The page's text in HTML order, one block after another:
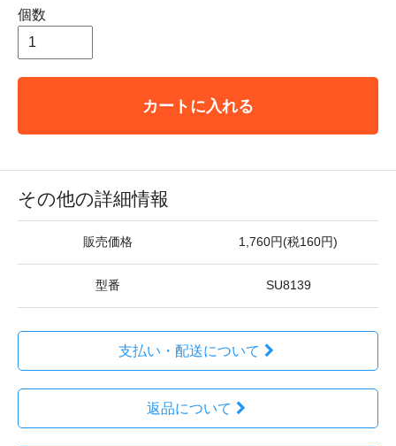
個数
カートに入れる
その他の詳細情報
販売価格 1,760円(税160円)
型番 SU8139
支払い・配送について
返品について